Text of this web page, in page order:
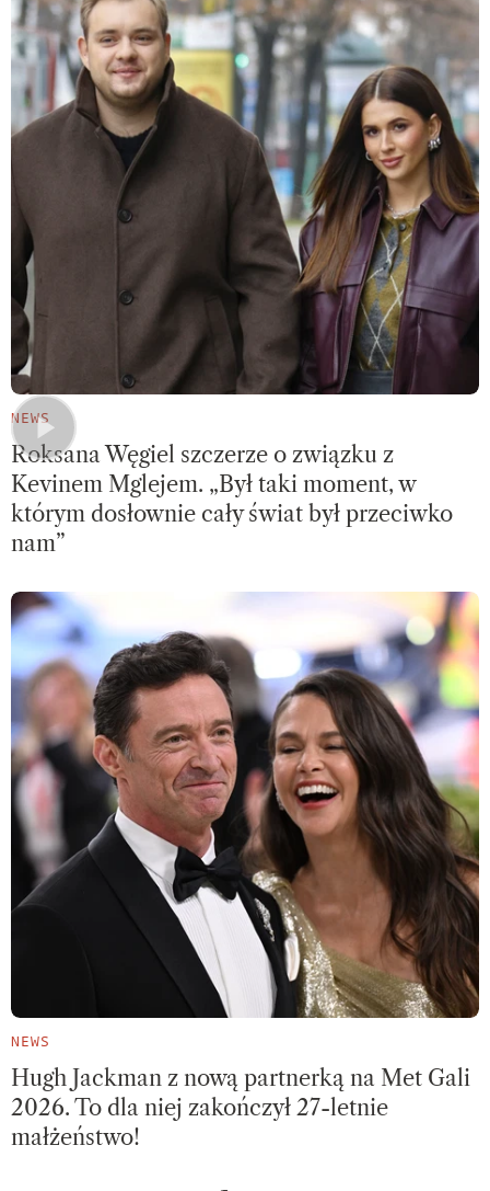
NEWS
Roksana Węgiel szczerze o związku z
Kevinem Mglejem. „Był taki moment, w
którym dosłownie cały świat był przeciwko
nam”
NEWS
Hugh Jackman z nową partnerką na Met Gali
2026. To dla niej zakończył 27-letnie
małżeństwo!